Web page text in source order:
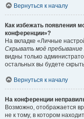
Вернуться к началу
Как избежать появления
конференции»?
На вкладке «Личные
Скрывать моё пребывание
видны только
остальных вы будете
Вернуться к началу
На конференции
Возможно, отображается
не к тому, в котором